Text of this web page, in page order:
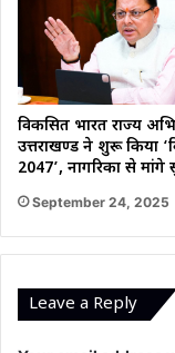
विकसित भारत राज्य
उत्तराखण्ड ने शुरू किया
2047’, नागरिकों से मांगे
September 24, 2025
Leave a Reply